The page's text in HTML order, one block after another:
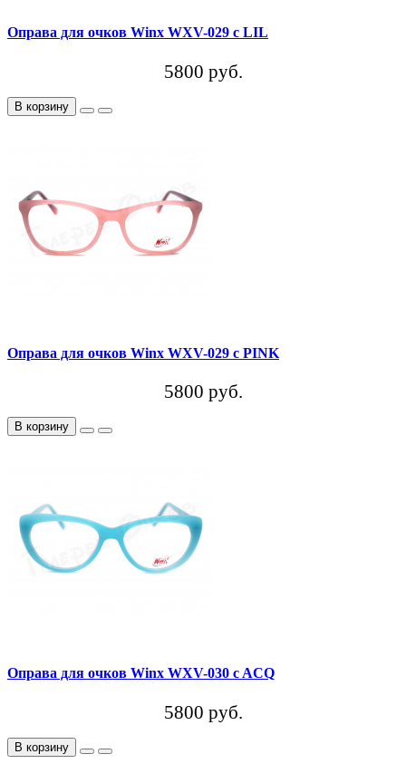
Оправа для очков Winx WXV-029 c LIL
5800 руб.
В корзину
Оправа для очков Winx WXV-029 c PINK
5800 руб.
В корзину
Оправа для очков Winx WXV-030 c ACQ
5800 руб.
В корзину